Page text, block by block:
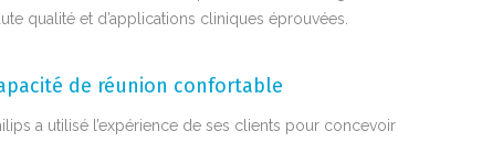
qualité et d’applications cliniques éprouvées.
de réunion confortable
a utilisé l’expérience de ses clients pour concevoir